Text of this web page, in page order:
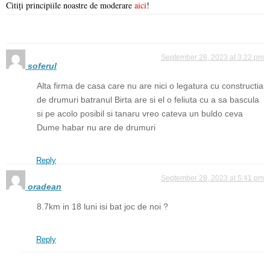
Citiți principiile noastre de moderare aici!
soferul
September 28, 2023 at 3:22 pm
Alta firma de casa care nu are nici o legatura cu constructia
de drumuri batranul Birta are si el o feliuta cu a sa bascula
si pe acolo posibil si tanaru vreo cateva un buldo ceva
Dume habar nu are de drumuri
Reply
oradean
September 28, 2023 at 5:41 pm
8.7km in 18 luni isi bat joc de noi ?
Reply